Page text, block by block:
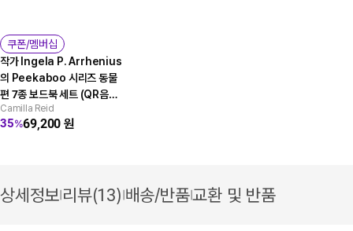
쿠폰/멤버십
작가 Ingela P. Arrhenius
의 Peekaboo 시리즈 동물
편 7종 보드북 세트 (QR음원
제공)
Camilla Reid
35%69,200원
상세정보|리뷰(13)|배송/반품|교환 및 반품